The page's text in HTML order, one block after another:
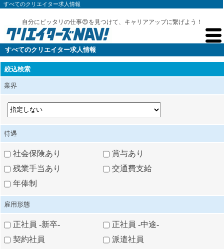
すべてのクリエイター求人情報
自分にピッタリの仕事😍を見つけて、キャリアアップに繋げよう！
すべてのクリエイター求人情報
絞込検索
業界
待遇
社会保険あり
賞与あり
残業手当あり
交通費支給
年俸制
雇用形態
正社員 -新卒-
正社員 -中途-
契約社員
派遣社員